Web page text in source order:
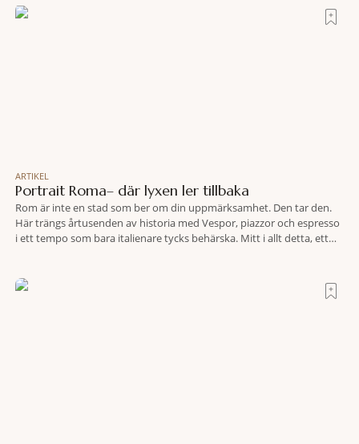
travel när det
ARTIKEL
Portrait Roma– där lyxen ler tillbaka
Rom är inte en stad som ber om din uppmärksamhet. Den tar den.
Här trängs årtusenden av historia med Vespor, piazzor och espresso
i ett tempo som bara italienare tycks behärska. Mitt i allt detta, ett